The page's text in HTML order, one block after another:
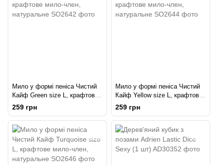
Мило у формі пеніса Чистий
Кайф Green size L, крафтове
мило-член, натуральне
259 грн
Мило у формі пеніса Чистий
Кайф Yellow size L, крафтове
мило-член, натуральне
259 грн